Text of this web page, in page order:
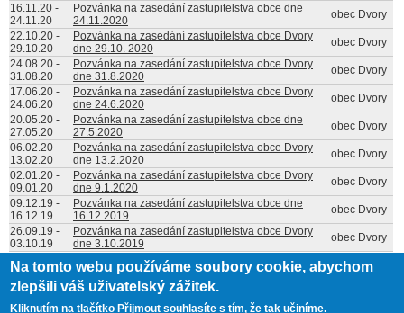
16.11.20 -
24.11.20
Pozvánka na zasedání zastupitelstva obce dne
24.11.2020
obec Dvory
22.10.20 -
29.10.20
Pozvánka na zasedání zastupitelstva obce Dvory
dne 29.10. 2020
obec Dvory
24.08.20 -
31.08.20
Pozvánka na zasedání zastupitelstva obce Dvory
dne 31.8.2020
obec Dvory
17.06.20 -
24.06.20
Pozvánka na zasedání zastupitelstva obce Dvory
dne 24.6.2020
obec Dvory
20.05.20 -
27.05.20
Pozvánka na zasedání zastupitelstva obce dne
27.5.2020
obec Dvory
06.02.20 -
13.02.20
Pozvánka na zasedání zastupitelstva obce Dvory
dne 13.2.2020
obec Dvory
02.01.20 -
09.01.20
Pozvánka na zasedání zastupitelstva obce Dvory
dne 9.1.2020
obec Dvory
09.12.19 -
16.12.19
Pozvánka na zasedání zastupitelstva obce dne
16.12.2019
obec Dvory
26.09.19 -
03.10.19
Pozvánka na zasedání zastupitelstva obce Dvory
dne 3.10.2019
obec Dvory
Stránky
1 následující ›
Na tomto webu používáme soubory cookie, abychom
zlepšili váš uživatelský zážitek.
Kliknutím na tlačítko Přijmout souhlasíte s tím, že tak učiníme.